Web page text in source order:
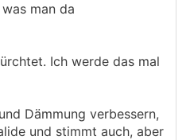
man da
Ich werde das mal
Dämmung verbessern,
und stimmt auch, aber